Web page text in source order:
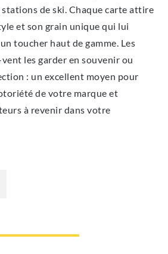
de ski. Chaque carte attire
et son grain unique qui lui
toucher haut de gamme. Les
les garder en souvenir ou
: un excellent moyen pour
de votre marque et
à revenir dans votre